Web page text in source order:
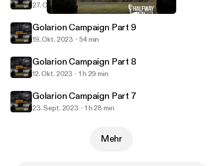
Drunken Arcanoughts
27. Okt. 2023 1 h 5 min
Golarion Campaign Part 9
19. Okt. 2023 54 min
Golarion Campaign Part 8
12. Okt. 2023 1 h 29 min
Golarion Campaign Part 7
23. Sept. 2023 1 h 28 min
Mehr